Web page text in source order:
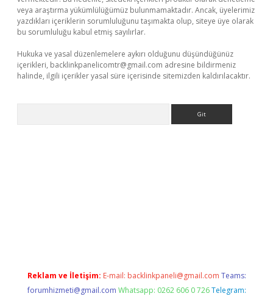
veya araştırma yükümlülüğümüz bulunmamaktadır. Ancak, üyelerimiz
yazdıkları içeriklerin sorumluluğunu taşımakta olup, siteye üye olarak
bu sorumluluğu kabul etmiş sayılırlar.
Hukuka ve yasal düzenlemelere aykırı olduğunu düşündüğünüz
içerikleri, backlinkpanelicomtr@gmail.com adresine bildirmeniz
halinde, ilgili içerikler yasal süre içerisinde sitemizden kaldırılacaktır.
Reklam ve İletişim: E-mail: backlinkpaneli@gmail.com Teams:
forumhizmeti@gmail.com Whatsapp: 0262 606 0 726 Telegram: